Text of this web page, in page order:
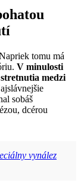
tomu má
V minulosti
medzi
sobáš
dcérou
vynález